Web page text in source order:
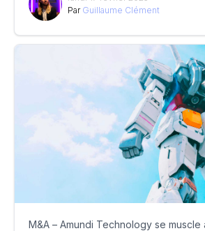
Par Guillaume Clément
M&A – Amundi Technology se